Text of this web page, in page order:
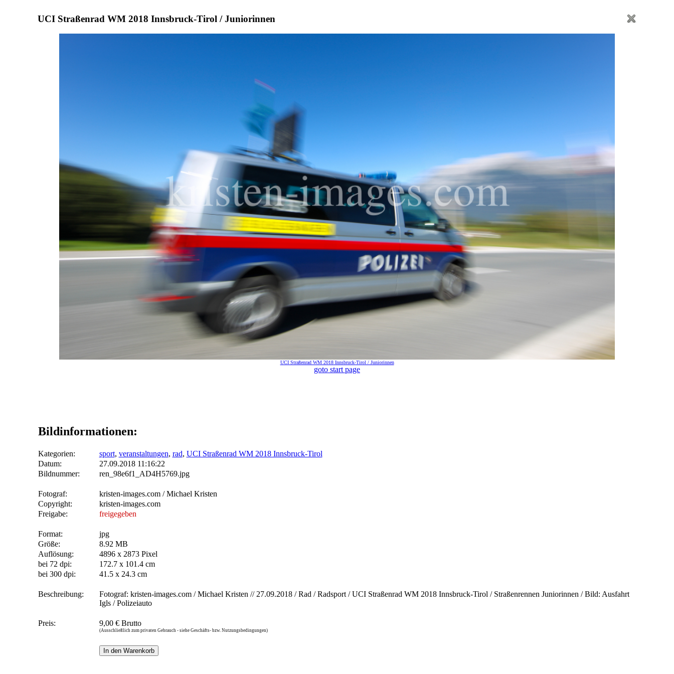
UCI Straßenrad WM 2018 Innsbruck-Tirol / Juniorinnen
UCI Straßenrad WM 2018 Innsbruck-Tirol / Juniorinnen
goto start page
Bildinformationen:
Kategorien: sport, veranstaltungen, rad, UCI Straßenrad WM 2018 Innsbruck-Tirol
Datum:
27.09.2018 11:16:22
Bildnummer:
ren_98e6f1_AD4H5769.jpg
Fotograf:
kristen-images.com / Michael Kristen
Copyright:
kristen-images.com
Freigabe:
freigegeben
Format:
jpg
Größe:
8.92 MB
Auflösung:
4896 x 2873 Pixel
bei 72 dpi:
172.7 x 101.4 cm
bei 300 dpi:
41.5 x 24.3 cm
Beschreibung:
Fotograf: kristen-images.com / Michael Kristen // 27.09.2018 / Rad / Radsport / UCI Straßenrad WM 2018 Innsbruck-Tirol / Straßenrennen Juniorinnen / Bild: Ausfahrt
Igls / Polizeiauto
Preis: 9,00 € Brutto
(Ausschließlich zum privaten Gebrauch - siehe Geschäfts- bzw. Nutzungsbedingungen)